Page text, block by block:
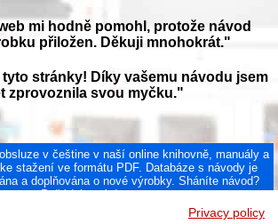
mi hodně pomohl, protože návod
přiložen. Děkuji mnohokrát."
stránky! Díky vašemu návodu jsem
zprovoznila svou myčku."
v češtine v naší online knihovně, manuály a
stažení ve formátu PDF. Databáze s návody je
a doplňována o nové výrobky. Sháníte návod?
Požádejte nás!
Jak přeložit PDF do češtiny|Kontakt |
Privacy policy